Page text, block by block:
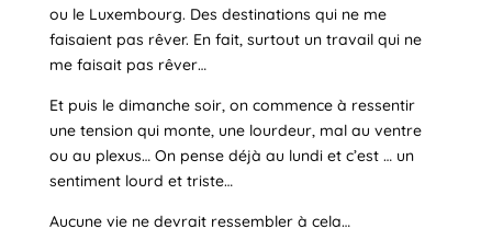
ou le Luxembourg. Des destinations qui ne me
faisaient pas rêver. En fait, surtout un travail qui ne
me faisait pas rêver…
Et puis le dimanche soir, on commence à ressentir
une tension qui monte, une lourdeur, mal au ventre
ou au plexus… On pense déjà au lundi et c’est … un
sentiment lourd et triste…
Aucune vie ne devrait ressembler à cela…